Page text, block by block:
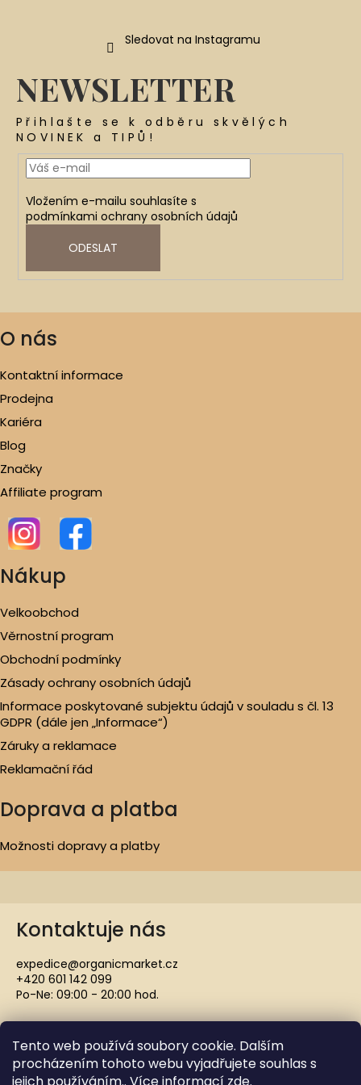
Tento web používá soubory cookie. Dalším
procházením tohoto webu vyjadřujete souhlas s
Sledovat na Instagramu
NEWSLETTER
Přihlašte se k odběru skvělých
NOVINEK a TIPŮ!
Vložením e-mailu souhlasíte s
podmínkami ochrany osobních údajů
ODESLAT
O nás
Kontaktní informace
Prodejna
Kariéra
Blog
Značky
Affiliate program
Nákup
Velkoobchod
Věrnostní program
Obchodní podmínky
Zásady ochrany osobních údajů
Informace poskytované subjektu údajů v souladu s čl. 13
GDPR (dále jen „Informace“)
Záruky a reklamace
Reklamační řád
Doprava a platba
Možnosti dopravy a platby
Kontaktuje nás
expedice@organicmarket.cz
+420 601 142 099
Po-Ne: 09:00 - 20:00 hod.